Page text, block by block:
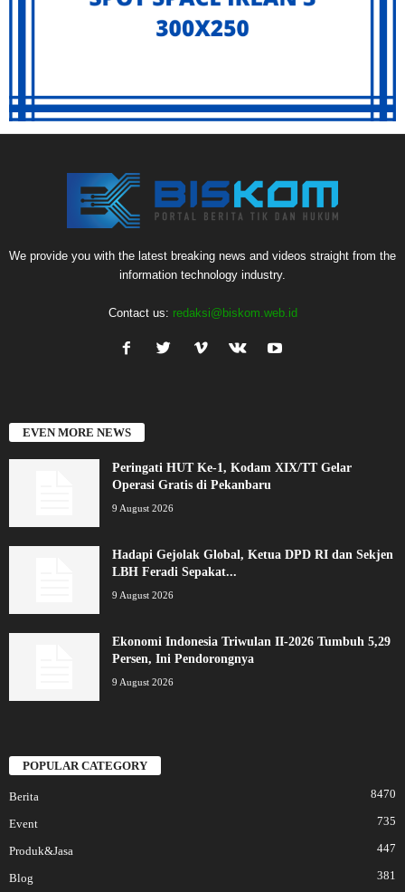
We provide you with the latest breaking news and videos straight from the
information technology industry.
Contact us: redaksi@biskom.web.id
EVEN MORE NEWS
Peringati HUT Ke-1, Kodam XIX/TT Gelar
Operasi Gratis di Pekanbaru
9 August 2026
Hadapi Gejolak Global, Ketua DPD RI dan Sekjen
LBH Feradi Sepakat...
9 August 2026
Ekonomi Indonesia Triwulan II-2026 Tumbuh 5,29
Persen, Ini Pendorongnya
9 August 2026
POPULAR CATEGORY
Berita 8470
Event 735
Produk&Jasa 447
Blog 381